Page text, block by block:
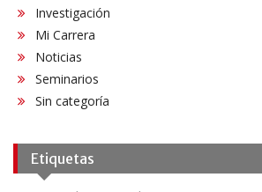
Investigación
Mi Carrera
Noticias
Seminarios
Sin categoría
Etiquetas